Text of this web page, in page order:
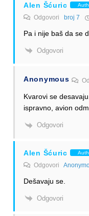
Alen Šćuric
Odgovori broj 7
Pa i nije baš da se
Odgovori
Anonymous
Kvarovi se
ispravno, avion
Odgovori
Alen Šćuric
Odgovori
Dešavaju se.
Odgovori